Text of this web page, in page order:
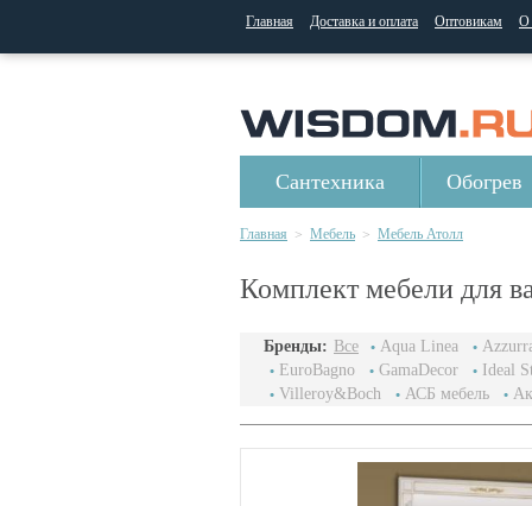
Главная Доставка и оплата Оптовикам О
Сантехника Обогрев
Главная > Мебель > Мебель Атолл
Комплект мебели для
Бренды: Все Aqua Linea
EuroBagno
GamaDecor
Ideal
Villeroy&Boch
АСБ мебель